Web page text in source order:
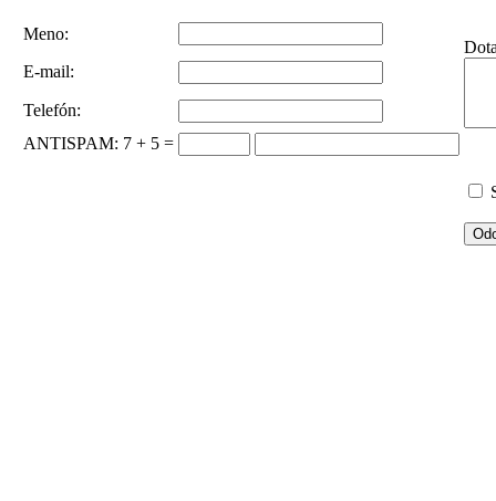
Meno:
E-mail:
Telefón:
ANTISPAM: 7 + 5 =